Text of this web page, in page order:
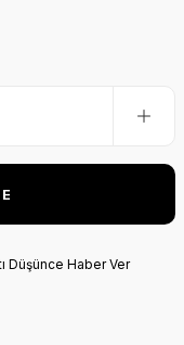
Düşünce Haber Ver